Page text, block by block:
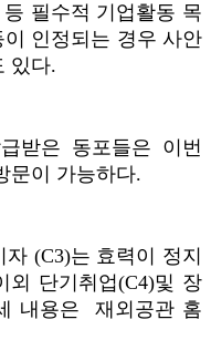
필수적 기업활동 목
인정되는 경우 사안
있다.
받은 동포들은 이번
문이 가능하다.
(C3)는 효력이 정지
외 단기취업(C4)및 장
내용은 재외공관 홈